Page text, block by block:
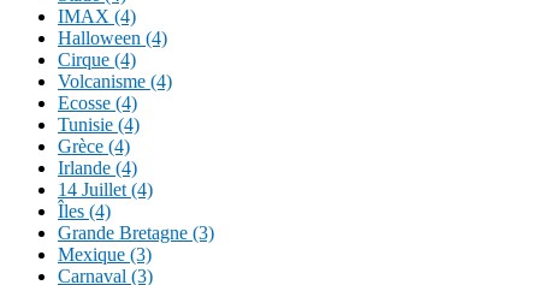
IMAX (4)
Halloween (4)
Cirque (4)
Volcanisme (4)
Ecosse (4)
Tunisie (4)
Grèce (4)
Irlande (4)
14 Juillet (4)
Îles (4)
Grande Bretagne (3)
Mexique (3)
Carnaval (3)